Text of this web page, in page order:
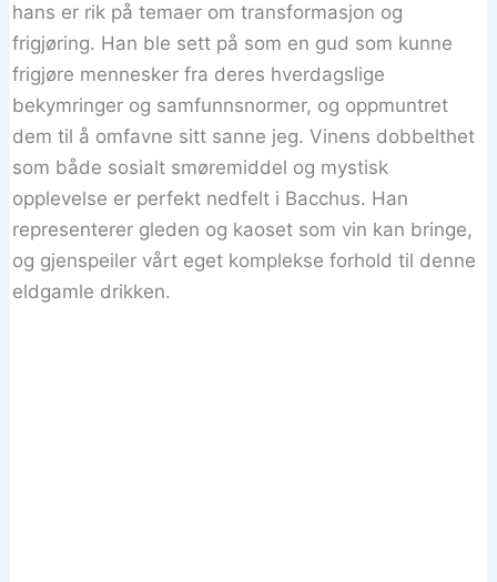
hans er rik på temaer om transformasjon og
frigjøring. Han ble sett på som en gud som kunne
frigjøre mennesker fra deres hverdagslige
bekymringer og samfunnsnormer, og oppmuntret
dem til å omfavne sitt sanne jeg. Vinens dobbelthet
som både sosialt smøremiddel og mystisk
opplevelse er perfekt nedfelt i Bacchus. Han
representerer gleden og kaoset som vin kan bringe,
og gjenspeiler vårt eget komplekse forhold til denne
eldgamle drikken.